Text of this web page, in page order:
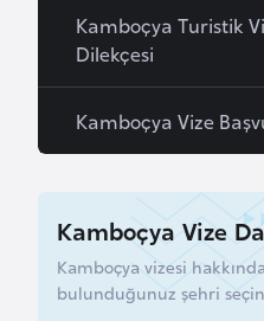
Kamboçya Turistik
Dilekçesi
Kamboçya Vize
Kamboçya Vize
Kamboçya vizesi
bulunduğunuz şehri
u
r
y
a
e
r
b